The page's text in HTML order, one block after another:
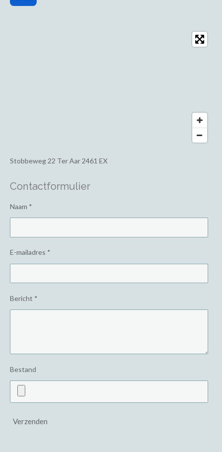
Stobbeweg 22 Ter Aar 2461 EX
Contactformulier
Naam *
E-mailadres *
Bericht *
Bestand
Verzenden